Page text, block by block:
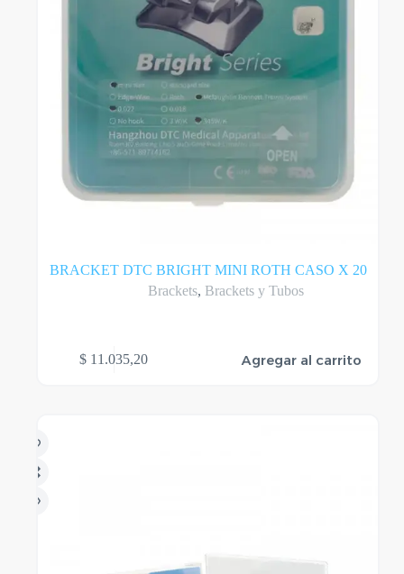
BRACKET DTC BRIGHT MINI ROTH CASO X 20
Brackets, Brackets y Tubos
$ 11.035,20 Agregar al carrito